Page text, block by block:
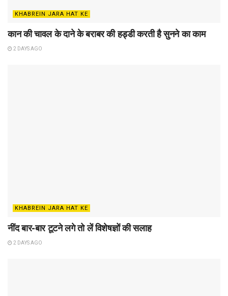
KHABREIN JARA HAT KE
कान की चावल के दाने के बराबर की हड्डी करती है सुनने का काम
2 DAYS AGO
KHABREIN JARA HAT KE
नींद बार-बार टूटने लगे तो लें विशेषज्ञों की सलाह
2 DAYS AGO